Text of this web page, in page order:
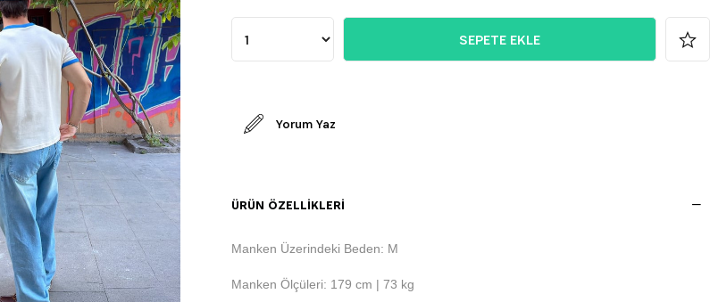
Yorum Yaz
ÜRÜN ÖZELLIKLERI
Manken Üzerindeki Beden: M
Manken Ölçüleri: 179 cm | 73 kg